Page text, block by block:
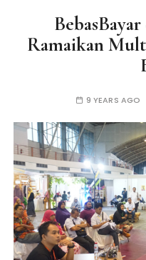
Ramaikan
9 YEARS AGO